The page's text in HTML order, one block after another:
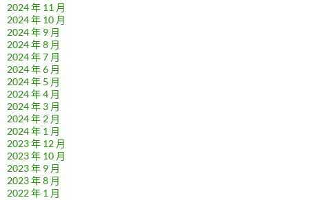
2024 年 11 月
2024 年 10 月
2024 年 9 月
2024 年 8 月
2024 年 7 月
2024 年 6 月
2024 年 5 月
2024 年 4 月
2024 年 3 月
2024 年 2 月
2024 年 1 月
2023 年 12 月
2023 年 10 月
2023 年 9 月
2023 年 8 月
2022 年 1 月